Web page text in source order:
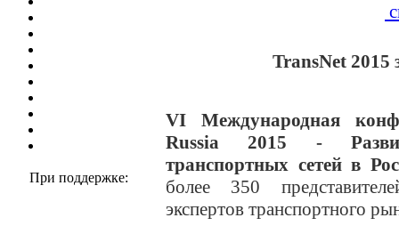
При поддержке:
TransNet 2015
VI Международная
Russia 2015 -
транспортных сетей в
более 350
экспертов транспортного